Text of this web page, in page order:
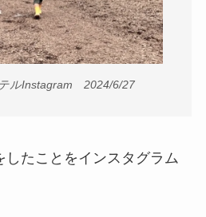
ルInstagram 2024/6/27
たことをインスタグラム